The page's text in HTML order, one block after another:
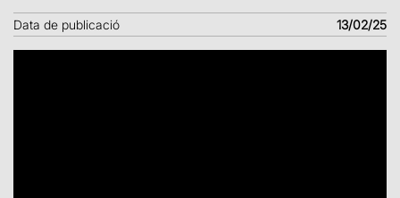
Data de publicació 13/02/25